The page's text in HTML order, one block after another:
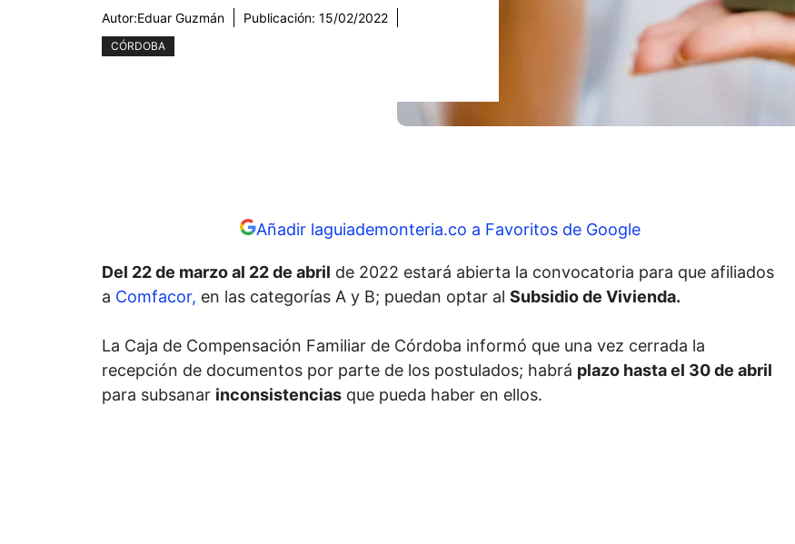
Autor:Eduar Guzmán Publicación: 15/02/2022
CÓRDOBA
Añadir laguiademonteria.co a Favoritos de Google
Del 22 de marzo al 22 de abril de 2022 estará abierta la convocatoria para que afiliados
a Comfacor, en las categorías A y B; puedan optar al Subsidio de Vivienda.
La Caja de Compensación Familiar de Córdoba informó que una vez cerrada la
recepción de documentos por parte de los postulados; habrá plazo hasta el 30 de abril
para subsanar inconsistencias que pueda haber en ellos.